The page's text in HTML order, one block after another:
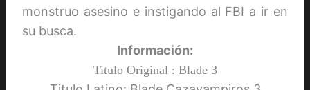
monstruo asesino e instigando al FBI a ir en
su busca.
Información:
Titulo Original : Blade 3